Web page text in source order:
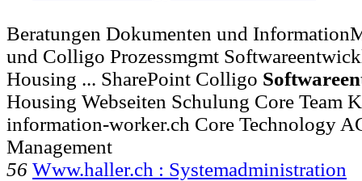
Beratungen Dokumenten und
und Colligo Prozessmgmt
Housing ... SharePoint Colligo
Housing Webseiten Schulung Core Team
information-worker.ch Core Technology
Management
56 Www.haller.ch : Systemadministration